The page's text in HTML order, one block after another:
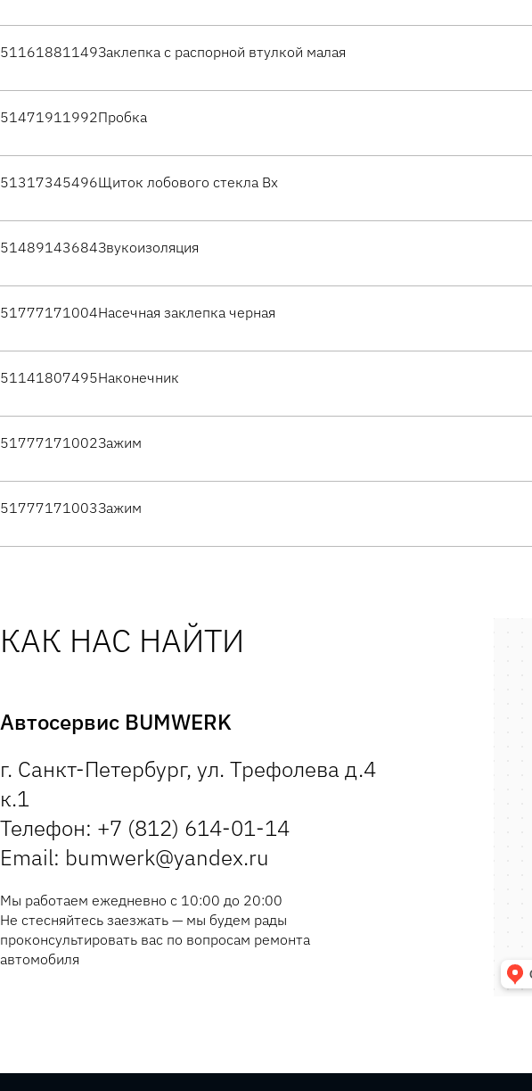
51161881149Заклепка с распорной втулкой малая
51471911992Пробка
51317345496Щиток лобового стекла Вх
51489143684Звукоизоляция
51777171004Насечная заклепка черная
51141807495Наконечник
51777171002Зажим
51777171003Зажим
КАК НАС НАЙТИ
Автосервис BUMWERK
г. Санкт-Петербург, ул. Трефолева д.4
к.1
Телефон: +7 (812) 614-01-14
Email: bumwerk@yandex.ru
Мы работаем ежедневно с 10:00 до 20:00
Не стесняйтесь заезжать — мы будем рады
проконсультировать вас по вопросам ремонта
автомобиля